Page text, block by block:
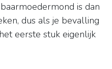
is dan
dus als je bevalling
eerste stuk eigenlijk